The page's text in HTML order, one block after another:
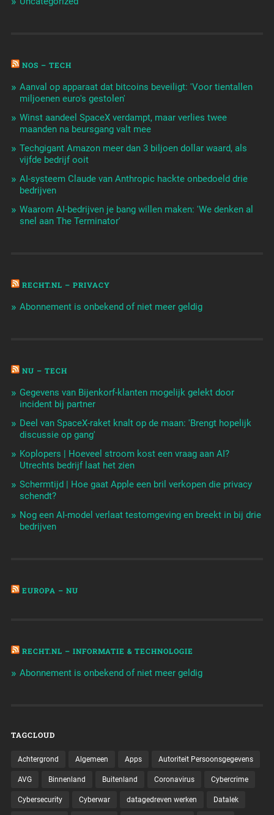
NOS – TECH
Aanval op apparaat dat bitcoins beveiligt: 'Voor tientallen
miljoenen euro's gestolen'
Winst aandeel SpaceX verdampt, maar verlies twee
maanden na beursgang valt mee
Techgigant Amazon meer dan 3 biljoen dollar waard, als
vijfde bedrijf ooit
AI-systeem Claude van Anthropic hackte onbedoeld drie
bedrijven
Waarom AI-bedrijven je bang willen maken: 'We denken al
snel aan The Terminator'
RECHT.NL – PRIVACY
Abonnement is onbekend of niet meer geldig
NU – TECH
Gegevens van Bijenkorf-klanten mogelijk gelekt door
incident bij partner
Deel van SpaceX-raket knalt op de maan: 'Brengt hopelijk
discussie op gang'
Koplopers | Hoeveel stroom kost een vraag aan AI?
Utrechts bedrijf laat het zien
Schermtijd | Hoe gaat Apple een bril verkopen die privacy
schendt?
Nog een AI-model verlaat testomgeving en breekt in bij drie
bedrijven
EUROPA – NU
RECHT.NL – INFORMATIE & TECHNOLOGIE
Abonnement is onbekend of niet meer geldig
TAGCLOUD
Achtergrond Algemeen Apps Autoriteit Persoonsgegevens
AVG Binnenland Buitenland Coronavirus Cybercrime
Cybersecurity Cyberwar datagedreven werken Datalek